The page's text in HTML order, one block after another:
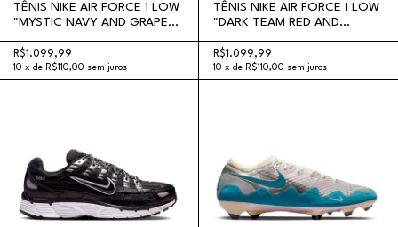
TÊNIS NIKE AIR FORCE 1 LOW
"MYSTIC NAVY AND GRAPE
R$1.099,99
10 x de R$110,00 sem juros
TÊNIS NIKE AIR FORCE 1 LOW
"DARK TEAM RED AND
R$1.099,99
10 x de R$110,00 sem juros